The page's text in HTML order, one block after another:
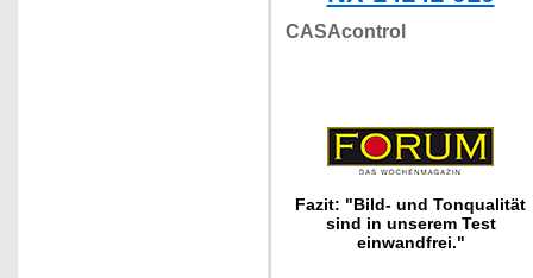
CASAcontrol
Fazit: "Bild- und Tonqualität
sind in unserem Test
einwandfrei."